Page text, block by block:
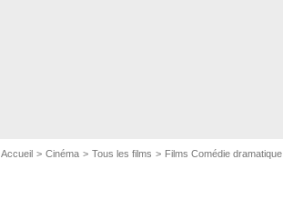
Accueil Cinéma Tous les films Films Comédie dramatique